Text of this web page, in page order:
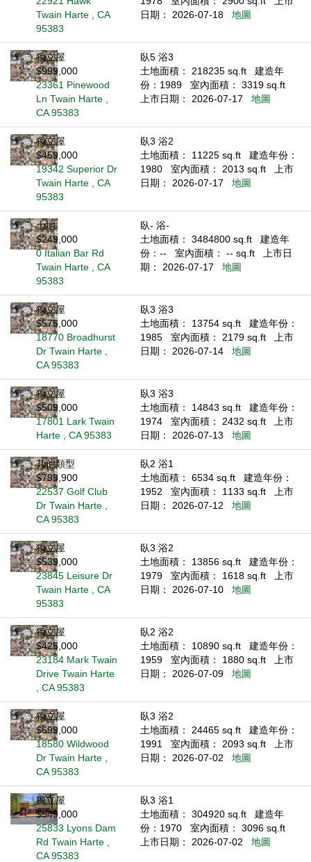
Twain Harte , CA
95383
日期： 2026-07-18
地圖
獨立屋
$999,000
23361 Pinewood
Ln Twain Harte ,
CA 95383
臥5 浴3
土地面積： 218235 sq.ft
建造年
份：1989
室內面積： 3319 sq.ft
上市日期： 2026-07-17
地圖
獨立屋
$459,000
19342 Superior Dr
Twain Harte , CA
95383
臥3 浴2
土地面積： 11225 sq.ft
建造年份：
1980
室內面積： 2013 sq.ft
上市
日期： 2026-07-17
地圖
土地
$249,000
0 Italian Bar Rd
Twain Harte , CA
95383
臥- 浴-
土地面積： 3484800 sq.ft
建造年
份：--
室內面積： -- sq.ft
上市日
期： 2026-07-17
地圖
獨立屋
$575,000
18770 Broadhurst
Dr Twain Harte ,
CA 95383
臥3 浴3
土地面積： 13754 sq.ft
建造年份：
1985
室內面積： 2179 sq.ft
上市
日期： 2026-07-14
地圖
獨立屋
$509,000
17801 Lark Twain
Harte , CA 95383
臥3 浴3
土地面積： 14843 sq.ft
建造年份：
1974
室內面積： 2432 sq.ft
上市
日期： 2026-07-13
地圖
其他類型
$799,900
22537 Golf Club
Dr Twain Harte ,
CA 95383
臥2 浴1
土地面積： 6534 sq.ft
建造年份：
1952
室內面積： 1133 sq.ft
上市
日期： 2026-07-12
地圖
獨立屋
$539,000
23845 Leisure Dr
Twain Harte , CA
95383
臥3 浴2
土地面積： 13856 sq.ft
建造年份：
1979
室內面積： 1618 sq.ft
上市
日期： 2026-07-10
地圖
獨立屋
$425,000
23184 Mark Twain
Drive Twain Harte
, CA 95383
臥2 浴2
土地面積： 10890 sq.ft
建造年份：
1959
室內面積： 1880 sq.ft
上市
日期： 2026-07-09
地圖
獨立屋
$699,000
18580 Wildwood
Dr Twain Harte ,
CA 95383
臥3 浴2
土地面積： 24465 sq.ft
建造年份：
1991
室內面積： 2093 sq.ft
上市
日期： 2026-07-02
地圖
獨立屋
$549,000
25833 Lyons Dam
Rd Twain Harte ,
CA 95383
臥3 浴1
土地面積： 304920 sq.ft
建造年
份：1970
室內面積： 3096 sq.ft
上市日期： 2026-07-02
地圖